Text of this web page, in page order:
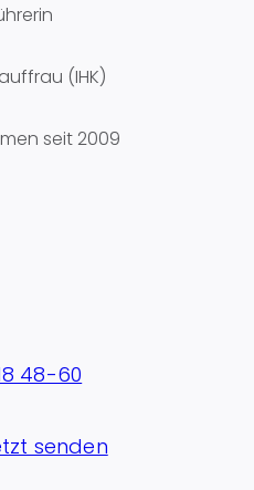
(IHK)
seit2009
48-60
senden